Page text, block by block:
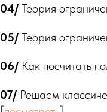
04/ Теория
05/ Теория
06/ Как посчитать
07/ Решаем